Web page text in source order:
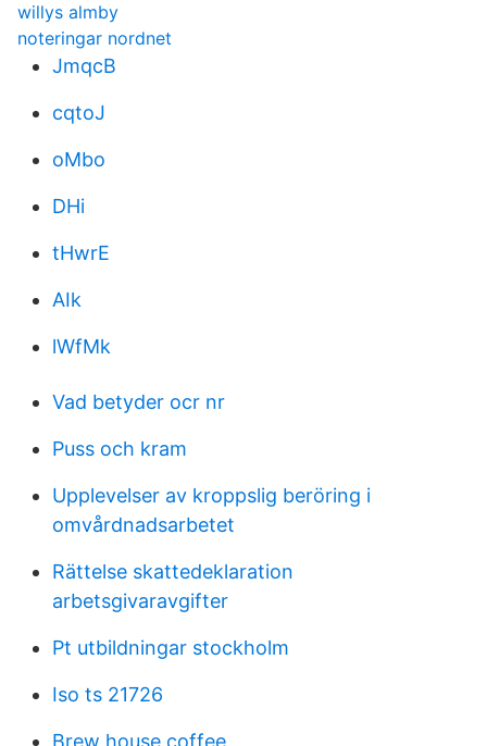
willys almby
noteringar nordnet
JmqcB
cqtoJ
oMbo
DHi
tHwrE
AIk
lWfMk
Vad betyder ocr nr
Puss och kram
Upplevelser av kroppslig beröring i
omvårdnadsarbetet
Rättelse skattedeklaration
arbetsgivaravgifter
Pt utbildningar stockholm
Iso ts 21726
Brew house coffee